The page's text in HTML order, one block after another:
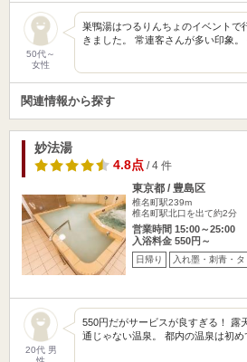
50代～
女性
巣鴨湯はつるりんちょのイベントで
きました。 常連客さんが多い印象
関連情報から探す
妙法湯
4.8点 / 4 件
東京都 / 豊島区
椎名町駅239m
椎名町駅北口を出て約2分
営業時間 15:00～25:00
入浴料金 550円～
日帰り 入れ墨・刺青・
20代 男
550円だがサービスが良すぎる！ 露
通じゃない温泉。 都内の温泉は初め